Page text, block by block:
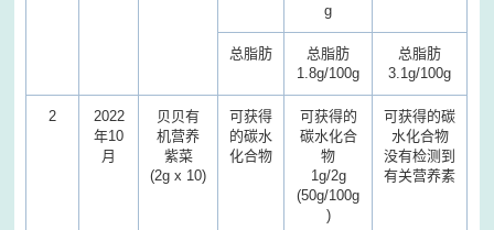
g
总脂肪
总脂肪
1.8g/100g
总脂肪
3.1g/100g
2
2022
年10
月
贝贝有
机营养
紫菜
(2g x 10)
可获得
的碳水
化合物
可获得的
碳水化合
物
1g/2g
(50g/100g
)
可获得的碳
水化合物
没有检测到
有关营养素